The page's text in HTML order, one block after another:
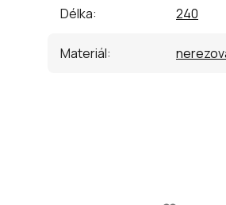
Délka: 240
Materiál: